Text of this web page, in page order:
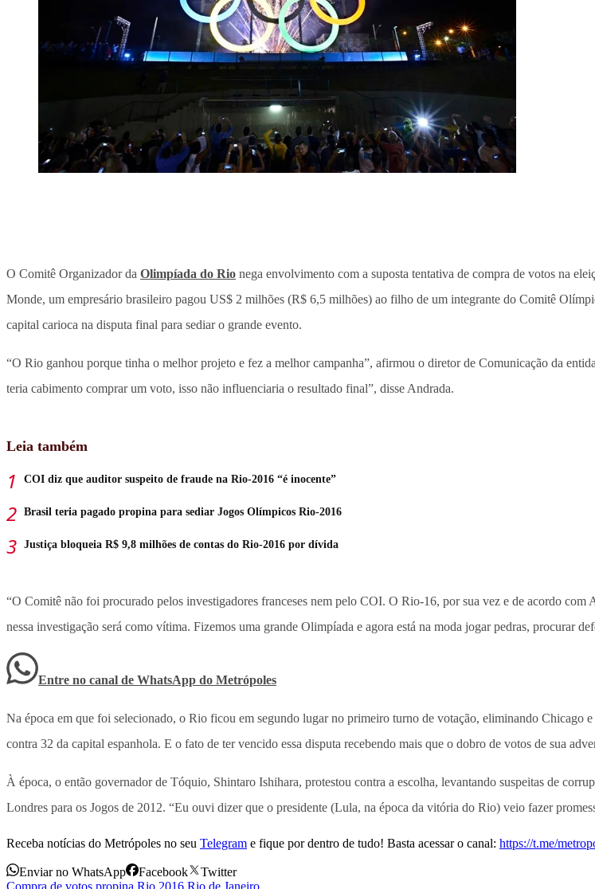
O Comitê Organizador da Olimpíada do Rio nega envolvimento com a suposta tentativa de compra de votos na
Monde, um empresário brasileiro pagou US$ 2 milhões (R$ 6,5 milhões) ao filho de um integrante do Comitê
capital carioca na disputa final para sediar o grande evento.
“O Rio ganhou porque tinha o melhor projeto e fez a melhor campanha”, afirmou o diretor de Comunicação da
teria cabimento comprar um voto, isso não influenciaria o resultado final”, disse Andrada.
Leia também
COI diz que auditor suspeito de fraude na Rio-2016 “é inocente”
Brasil teria pagado propina para sediar Jogos Olímpicos Rio-2016
Justiça bloqueia R$ 9,8 milhões de contas do Rio-2016 por dívida
“O Comitê não foi procurado pelos investigadores franceses nem pelo COI. O Rio-16, por sua vez e de acordo
nessa investigação será como vítima. Fizemos uma grande Olimpíada e agora está na moda jogar pedras, procurar
Entre no canal de WhatsApp do Metrópoles
Na época em que foi selecionado, o Rio ficou em segundo lugar no primeiro turno de votação, eliminando
contra 32 da capital espanhola. E o fato de ter vencido essa disputa recebendo mais que o dobro de votos de sua
À época, o então governador de Tóquio, Shintaro Ishihara, protestou contra a escolha, levantando suspeitas de
Londres para os Jogos de 2012. “Eu ouvi dizer que o presidente (Lula, na época da vitória do Rio) veio fazer
Receba notícias do Metrópoles no seu Telegram e fique por dentro de tudo! Basta acessar o canal: https://t.me/
Enviar no WhatsApp Facebook
Twitter